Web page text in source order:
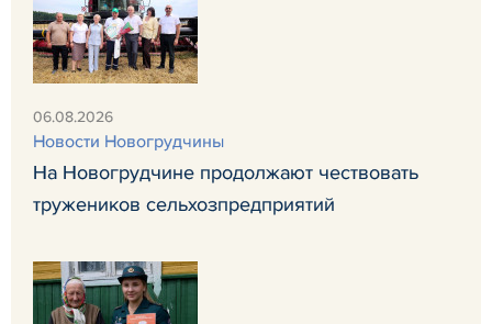
06.08.2026
Новости Новогрудчины
На Новогрудчине продолжают чествовать
тружеников сельхозпредприятий